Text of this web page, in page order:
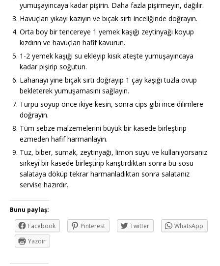
yumuşayıncaya kadar pişirin. Daha fazla pişirmeyin, dağılır.
Havuçları yıkayı kazıyın ve bıçak sırtı inceliğinde doğrayın.
Orta boy bir tencereye 1 yemek kaşığı zeytinyağı koyup
kızdırın ve havuçları hafif kavurun.
1-2 yemek kaşığı su ekleyip kısık ateşte yumuşayıncaya
kadar pişirip soğutun.
Lahanayı yine bıçak sırtı doğrayıp 1 çay kaşığı tuzla ovup
bekleterek yumuşamasını sağlayın.
Turpu soyup önce ikiye kesin, sonra cips gibi ince dilimlere
doğrayın.
Tüm sebze malzemelerini büyük bir kasede birleştirip
ezmeden hafif harmanlayın.
Tuz, biber, sumak, zeytinyağı, limon suyu ve kullanıyorsanız
sirkeyi bir kasede birleştirip karıştırdıktan sonra bu sosu
salataya döküp tekrar harmanladıktan sonra salatanız
servise hazırdır.
Bunu paylaş:
Facebook
Pinterest Twitter
WhatsApp
Yazdır